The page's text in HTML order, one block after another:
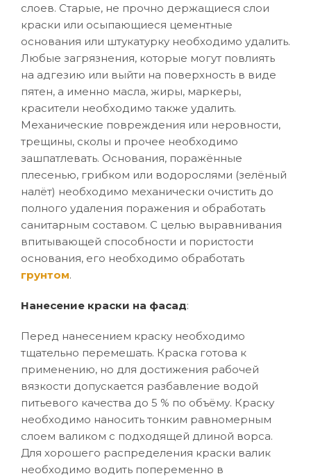
слоев. Старые, не прочно держащиеся слои
краски или осыпающиеся цементные
основания или штукатурку необходимо удалить.
Любые загрязнения, которые могут повлиять
на адгезию или выйти на поверхность в виде
пятен, а именно масла, жиры, маркеры,
красители необходимо также удалить.
Механические повреждения или неровности,
трещины, сколы и прочее необходимо
зашпатлевать. Основания, поражённые
плесенью, грибком или водорослями (зелёный
налёт) необходимо механически очистить до
полного удаления поражения и обработать
санитарным составом. С целью выравнивания
впитывающей способности и пористости
основания, его необходимо обработать
грунтом.
Нанесение краски на фасад:
Перед нанесением краску необходимо
тщательно перемешать. Краска готова к
применению, но для достижения рабочей
вязкости допускается разбавление водой
питьевого качества до 5 % по объёму. Краску
необходимо наносить тонким равномерным
слоем валиком с подходящей длиной ворса.
Для хорошего распределения краски валик
необходимо водить попеременно в